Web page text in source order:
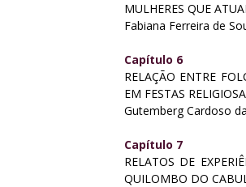
MULHERES QUE
Fabiana Ferreira de
Capítulo 6
RELAÇÃO ENTRE
EM FESTAS
Gutemberg Cardoso
Capítulo 7
RELATOS DE
QUILOMBO DO